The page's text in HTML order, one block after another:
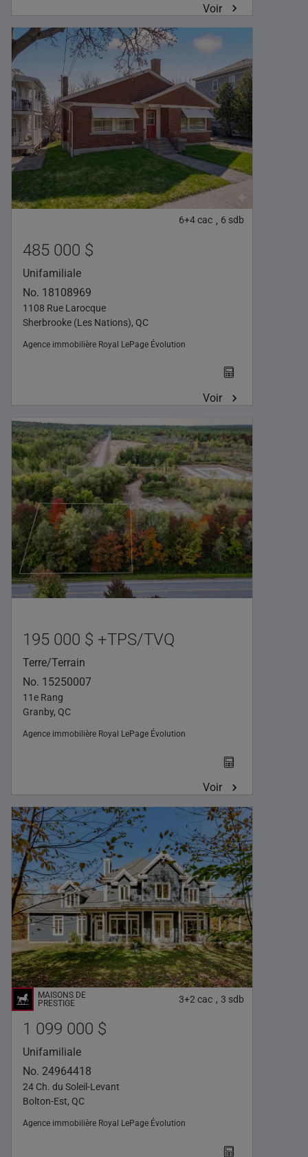
Voir
6+4 cac , 6 sdb
485 000 $
Unifamiliale
No. 18108969
1108 Rue Larocque
Sherbrooke (Les Nations), QC
Agence immobilière Royal LePage Évolution
Voir
195 000 $ +TPS/TVQ
Terre/Terrain
No. 15250007
11e Rang
Granby, QC
Agence immobilière Royal LePage Évolution
Voir
3+2 cac , 3 sdb
1 099 000 $
Unifamiliale
No. 24964418
24 Ch. du Soleil-Levant
Bolton-Est, QC
Agence immobilière Royal LePage Évolution